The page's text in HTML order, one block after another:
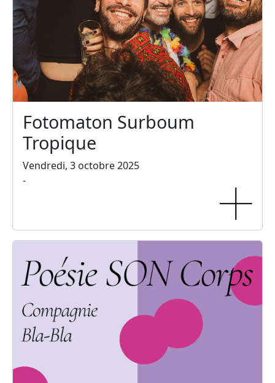
Fotomaton Surboum
Tropique
Vendredi, 3 octobre 2025
-